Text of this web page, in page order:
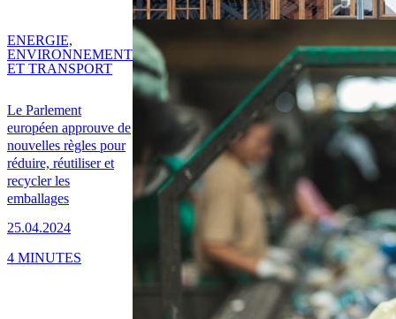
Le Parlement
européen approuve de
nouvelles règles pour
réduire, réutiliser et
recycler les
emballages
25.04.2024
ENERGIE,
ENVIRONNEMENT
ET TRANSPORT
4 MINUTES